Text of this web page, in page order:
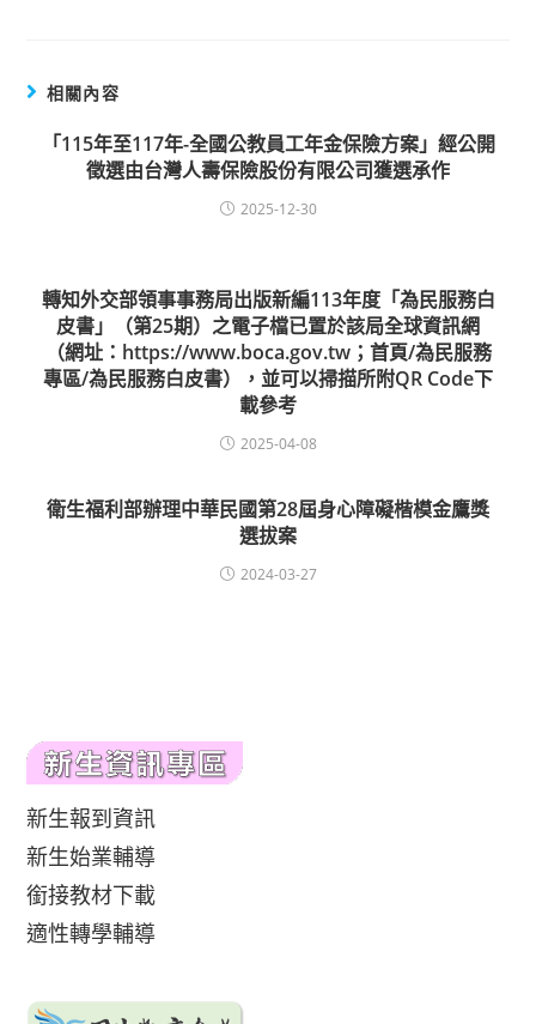
相關內容
「115年至117年-全國公教員工年金保險方案」經公開
徵選由台灣人壽保險股份有限公司獲選承作
2025-12-30
轉知外交部領事事務局出版新編113年度「為民服務白
皮書」（第25期）之電子檔已置於該局全球資訊網
（網址：https://www.boca.gov.tw；首頁/為民服務
專區/為民服務白皮書），並可以掃描所附QR Code下
載參考
2025-04-08
衛生福利部辦理中華民國第28屆身心障礙楷模金鷹獎
選拔案
2024-03-27
新生報到資訊
新生始業輔導
銜接教材下載
適性轉學輔導